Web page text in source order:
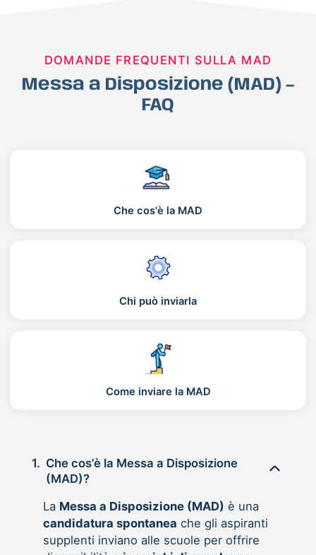
DOMANDE FREQUENTI SULLA MAD
Messa a Disposizione (MAD) –
FAQ
Che cos'è la MAD
Chi può inviarla
Come inviare la MAD
1. Che cos’è la Messa a Disposizione
(MAD)?
La Messa a Disposizione (MAD) è una
candidatura spontanea che gli aspiranti
supplenti inviano alle scuole per offrire